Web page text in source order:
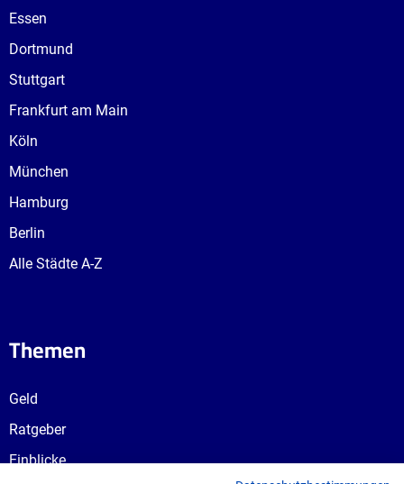
Essen
Dortmund
Stuttgart
Frankfurt am Main
Köln
München
Hamburg
Berlin
Alle Städte A-Z
Themen
Geld
Ratgeber
Einblicke